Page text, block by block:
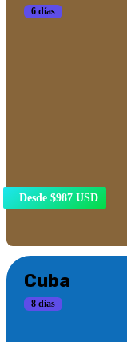
6 días
Desde $987 USD
Cuba
8 días